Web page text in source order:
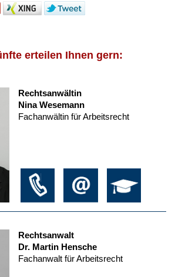
erteilen Ihnen gern:
Rechtsanwältin
Nina Wesemann
Fachanwältin für Arbeitsrecht
Rechtsanwalt
Dr. Martin Hensche
Fachanwalt für Arbeitsrecht